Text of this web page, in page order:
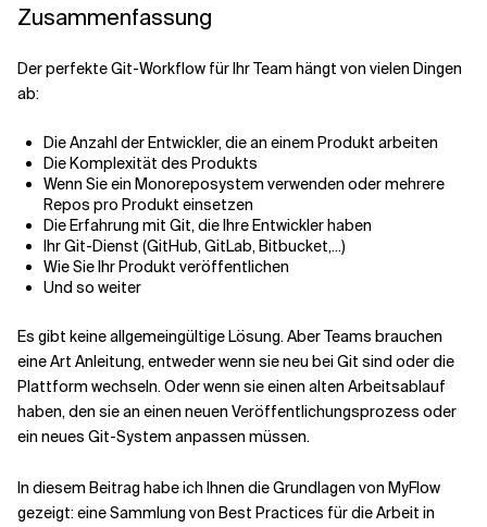
Zusammenfassung
Der perfekte Git-Workflow für Ihr Team hängt von vielen Dingen
ab:
Die Anzahl der Entwickler, die an einem Produkt arbeiten
Die Komplexität des Produkts
Wenn Sie ein Monoreposystem verwenden oder mehrere
Repos pro Produkt einsetzen
Die Erfahrung mit Git, die Ihre Entwickler haben
Ihr Git-Dienst (GitHub, GitLab, Bitbucket,...)
Wie Sie Ihr Produkt veröffentlichen
Und so weiter
Es gibt keine allgemeingültige Lösung. Aber Teams brauchen
eine Art Anleitung, entweder wenn sie neu bei Git sind oder die
Plattform wechseln. Oder wenn sie einen alten Arbeitsablauf
haben, den sie an einen neuen Veröffentlichungsprozess oder
ein neues Git-System anpassen müssen.
In diesem Beitrag habe ich Ihnen die Grundlagen von MyFlow
gezeigt: eine Sammlung von Best Practices für die Arbeit in